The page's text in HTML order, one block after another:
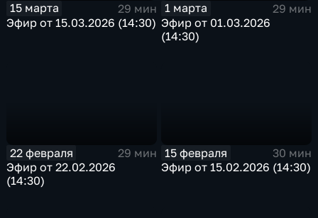
15 марта
29 мин
Эфир от 15.03.2026 (14:30)
1 марта
29 мин
Эфир от 01.03.2026
(14:30)
22 февраля
29 мин
Эфир от 22.02.2026
(14:30)
15 февраля
30 мин
Эфир от 15.02.2026 (14:30)